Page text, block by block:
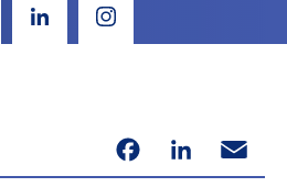
FacebookLinkedIn Email